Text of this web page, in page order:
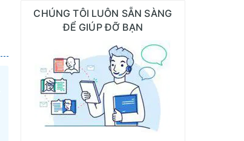
CHÚNG TÔI LUÔN SẴN SÀNG
ĐỂ GIÚP ĐỠ BẠN